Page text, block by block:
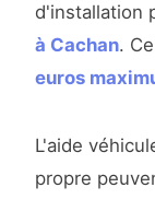
d'installation
à Cachan.
euros
L'aide
propre